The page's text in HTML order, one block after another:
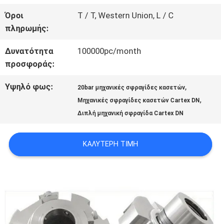
ΣΕ
ΕΠΑΦΉ
ΜΕ
ΖΗΤΉΣΤΕ
ΑΠΌΣΠΑΣΜΑ
PRIVACY
Όροι
πληρωμής:
T / T, Western Union, L / C
Δυνατότητα
προσφοράς:
100000pc/month
Υψηλό φως: 20bar μηχανικές σφραγίδες κασετών,
Μηχανικές σφραγίδες κασετών Cartex DN ,
Διπλή μηχανική σφραγίδα Cartex DN
ΚΑΛΎΤΕΡΗ ΤΙΜΉ